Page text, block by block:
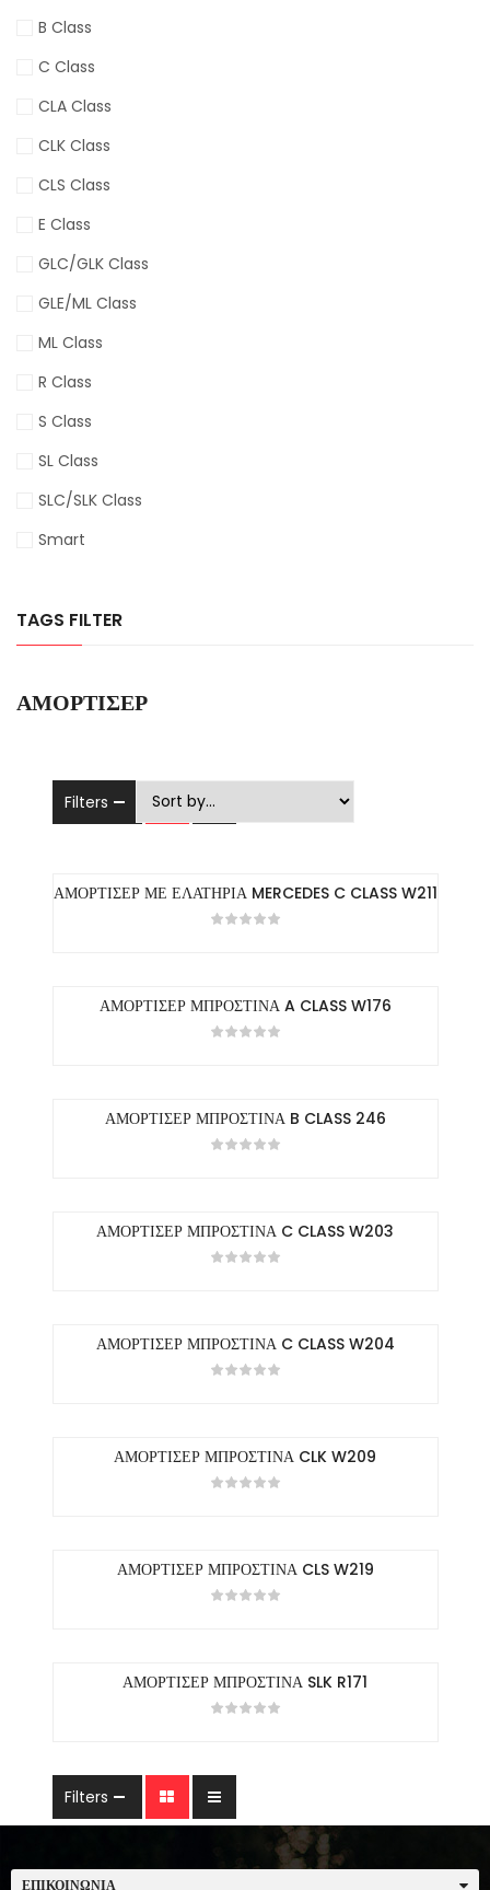
B Class
C Class
CLA Class
CLK Class
CLS Class
E Class
GLC/GLK Class
GLE/ML Class
ML Class
R Class
S Class
SL Class
SLC/SLK Class
Smart
TAGS FILTER
ΑΜΟΡΤΙΣΈΡ
Filters
ΑΜΟΡΤΙΣΕΡ ΜΕ ΕΛΑΤΗΡΙΑ MERCEDES C CLASS W211
ΑΜΟΡΤΙΣΕΡ ΜΠΡΟΣΤΙΝΑ A CLASS W176
ΑΜΟΡΤΙΣΕΡ ΜΠΡΟΣΤΙΝΑ B CLASS 246
ΑΜΟΡΤΙΣΕΡ ΜΠΡΟΣΤΙΝΑ C CLASS W203
ΑΜΟΡΤΙΣΕΡ ΜΠΡΟΣΤΙΝΑ C CLASS W204
ΑΜΟΡΤΙΣΕΡ ΜΠΡΟΣΤΙΝΑ CLK W209
ΑΜΟΡΤΙΣΕΡ ΜΠΡΟΣΤΙΝΑ CLS W219
ΑΜΟΡΤΙΣΕΡ ΜΠΡΟΣΤΙΝΑ SLK R171
Filters
ΕΠΙΚΟΙΝΩΝΊΑ